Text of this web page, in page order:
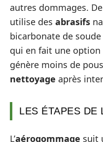
autres dommages.
utilise des abrasifs
bicarbonate de
qui en fait une
génère moins de
nettoyage après
LES ÉTAPES DE
L’aérogommage suit